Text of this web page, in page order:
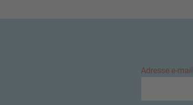
Adresse e-mail